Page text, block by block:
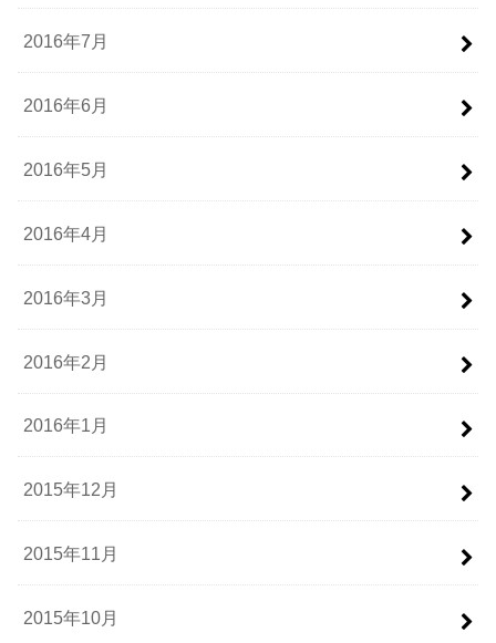
2016年7月
2016年6月
2016年5月
2016年4月
2016年3月
2016年2月
2016年1月
2015年12月
2015年11月
2015年10月